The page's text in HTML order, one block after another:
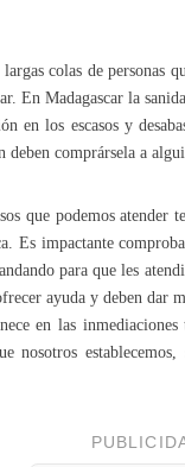
colas de personas
En Madagascar la
en los escasos y
deben comprársela a
que podemos
Es impactante
para que les
ayuda y deben dar
en las
nosotros